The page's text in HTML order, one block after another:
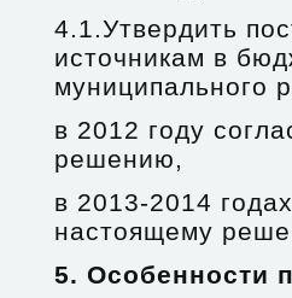
4.1.Утвердить
источникам в
муниципального
в 2012 году
решению,
в 2013-2014
настоящему
5. Особенности